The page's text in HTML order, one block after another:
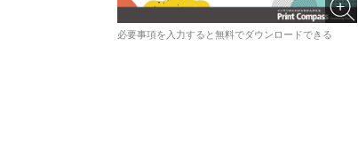
必要事項を入力すると無料でダウンロードできる